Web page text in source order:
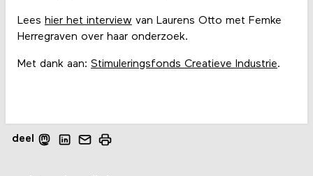
Lees hier het interview van Laurens Otto met Femke
Herregraven over haar onderzoek.
Met dank aan: Stimuleringsfonds Creatieve Industrie.
deel